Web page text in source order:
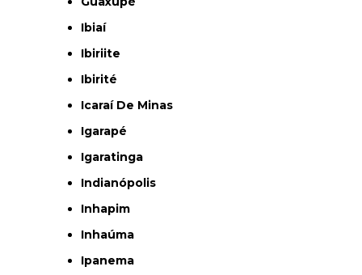
Ibiaí
Ibiriite
Ibirité
Icaraí De Minas
Igarapé
Igaratinga
Indianópolis
Inhapim
Inhaúma
Ipanema